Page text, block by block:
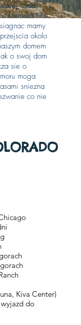
osady
kierunku Flat
mamy
okolo
domem
o swoj dom
sie o
moga
sniezna
co nie
Kiva Center)
do